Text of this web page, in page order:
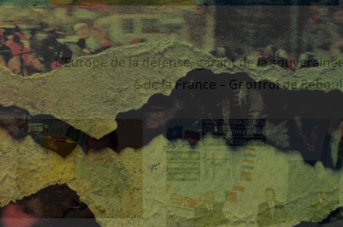
L’Europe de la défense, garant de la souverainet
é de la France – Geoffroi de Reboul